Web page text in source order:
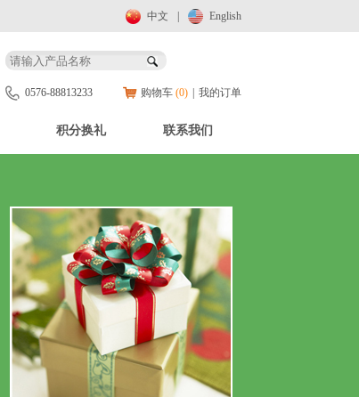
中文 English
0576-88813233 购物车 (0) 我的订单
积分换礼 联系我们